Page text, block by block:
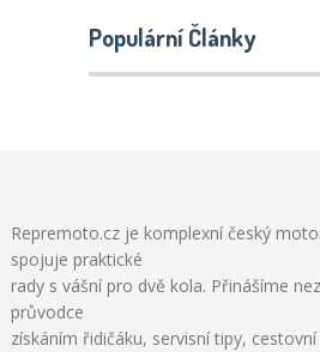
Populární Články
Repremoto.cz je komplexní český
spojuje praktické
rady s vášní pro dvě kola. Přinášíme
průvodce
získáním řidičáku, servisní tipy,